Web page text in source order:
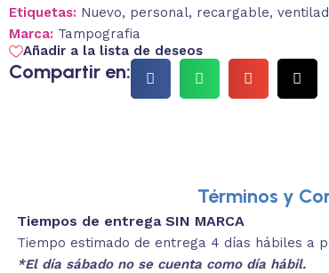
Etiquetas: Nuevo, personal, recargable,
Marca: Tampografia
Añadir a la lista de deseos
Compartir en:
Descripciones breves y medidas
REVISA
Términos y
Tiempos de entrega SIN MARCA
Tiempo estimado de entrega 4 días hábiles a
*El día sábado no se cuenta como día hábil.